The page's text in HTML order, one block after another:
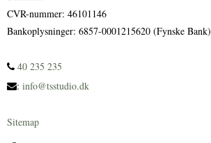
CVR-nummer: 46101146
Bankoplysninger: 6857-0001215620 (Fynske Bank)
40 235 235
: info@tsstudio.dk
Sitemap